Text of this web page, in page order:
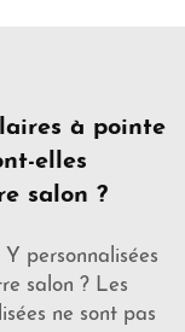
à pointe
elles
salon ?
personnalisées
salon ? Les
ne sont pas